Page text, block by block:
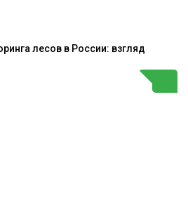
лесов в России: взгляд